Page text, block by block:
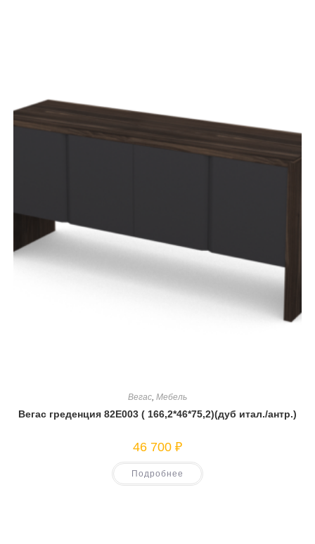
Вегас Мебель
Вегас греденция 82Е003 ( 166,2*46*75,2)(дуб итал./антр.)
46 700 ₽
Подробнее